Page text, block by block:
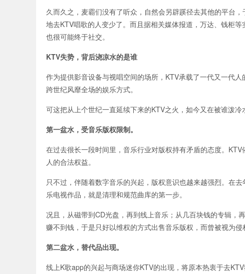
久而久之，麦霸们没有了听众，自然会另辟蹊径去其他的平台
地去KTV唱歌的人变少了。而且据相关媒体报道，万达、钱柜
也很可能终于社交。
KTV失势，背后浇凉水的是谁
作为提供影音设备与视唱空间的场所，KTV承载了一代又一代
跨世纪风靡全场的娱乐方式。
可这把从上个世纪一直延续下来的KTV之火，如今又在被谁泼冷
第一盆水，受音乐版权限制。
在过去很长一段时间里，音乐行业对版权持有矛盾的态度。
人的合法权益。
只不过，伴随着数字音乐的兴起，版权意识也越来越强烈。在
乐电视作品，就是清理和规范曲库的第一步。
况且，从磁带到CD光盘，再到线上音乐；从几百块钱的专辑，
赚不到钱，于是只好以维权的方式出售音乐版权，而曾被视为侵
第二盆水，替代品出现。
线上K歌app的兴起与商场迷你KTV的出现，将原本热衷于去